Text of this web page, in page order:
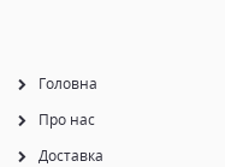
Головна
Про нас
Доставка